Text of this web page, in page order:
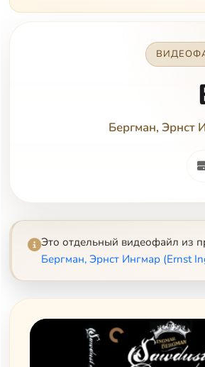
Бергман, Эрнст
Это отдельный видеофайл из
Бергман, Эрнст Ингмар (Ernst